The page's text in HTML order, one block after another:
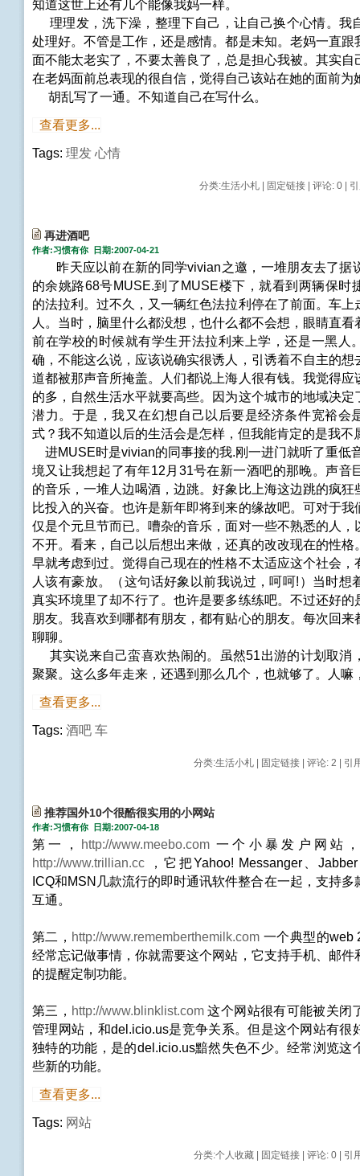
知道这世上还有几个能像我妈一样。
理理发，洗下澡，整理下自己，让自己换个心情。我
处理好。不管是工作，还是感情。都是未知。老妈一直跟
面不能太老实了，不要太善良了，总是担心我被。其实自
在老妈面前总表现的很自信，觉得自己该站在她的面前为
胡乱写了一通。不知道自己在写什么。
查看更多...
Tags: 理发 心情
分类:生活小札 固定链接 评论: 0 |
再进酒吧
作者:习惯有你 日期:2007-04-21
昨天应以前在新的同学vivian之邀，一堆朋友去了据
的余姚路68号MUSE.到了MUSE楼下，就看到两辆保时
的法拉利。过不久，又一辆红色法拉利停在了前面。车上
人。当时，脑里什么都没想，也什么都不会想，眼睛直看
前在学校的时候就有学生开法拉利来上学，还是一黑人
确，不能这么说，应该说确实很诱人，引诱着不自主的想
道都被那声音所掩盖。人们都说上海人很有钱。我觉得应
的多，自然生活水平就要高些。因为这个城市的地域决定
潜力。于是，我又在幻想自己以后要是经济条件宽裕会
式？我不知道以后的生活会是怎样，但我能肯定的是我不
进MUSE时是vivian的同事接的我.刚一进门就听了重低
境又让我想起了有年12月31号在新一酒吧的那晚。声音
的音乐，一堆人边喝酒，边跳。好象比上海这边跳的疯狂
比投入的兴奋。也许是新年即将到来的缘故吧。可对于我
仅是个元旦节而已。嘈杂的音乐，面对一些不熟悉的人，
不开。看来，自己以后想出来做，还真的改改现在的性格
早就考虑到过。觉得自己现在的性格不太适应这个社会，
人该有豪放。（这句话好象以前我说过，呵呵!）当时想
真实环境里了却不行了。也许是要多练练吧。不过还好的
朋友。我喜欢到哪都有朋友，都有贴心的朋友。每次回来
聊聊。
其实说来自己蛮喜欢热闹的。虽然51出游的计划取消
聚聚。这么多年走来，还遇到那么几个，也就够了。人嘛
查看更多...
Tags: 酒吧 车
分类:生活小札 固定链接 评论: 2 | 引
推荐国外10个很酷很实用的小网站
作者:习惯有你 日期:2007-04-18
第一， http://www.meebo.com一个小暴发户网站
http://www.trillian.cc ，它把Yahoo! Messanger、
ICQ和MSN几款流行的即时通讯软件整合在一起，支持多
互通。
第二， http://www.rememberthemilk.com 一个典型的web
经常忘记做事情，你就需要这个网站，它支持手机、邮件
的提醒定制功能。
第三， http://www.blinklist.com 这个网站很有可能被关闭
管理网站，和del.icio.us是竞争关系。但是这个网站有很
独特的功能，是的del.icio.us黯然失色不少。经常浏览这
些新的功能。
查看更多...
Tags: 网站
分类:个人收藏 固定链接 评论: 0 | 引